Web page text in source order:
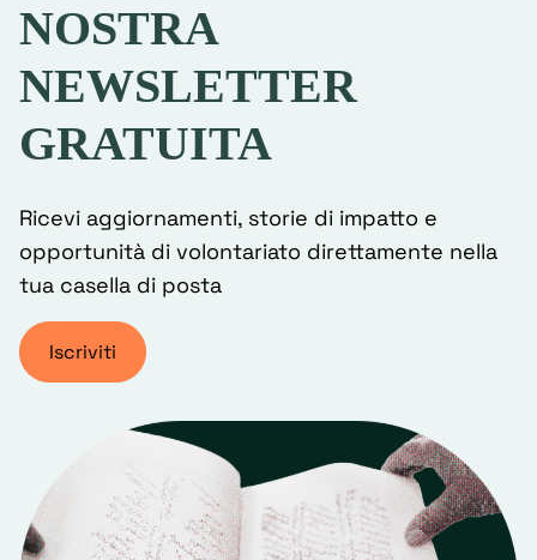
NOSTRA
NEWSLETTER
GRATUITA
Ricevi aggiornamenti, storie di impatto e
opportunità di volontariato direttamente nella
tua casella di posta
Iscriviti